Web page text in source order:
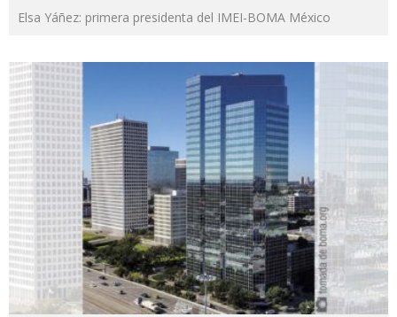
Elsa Yáñez: primera presidenta del IMEI-BOMA México